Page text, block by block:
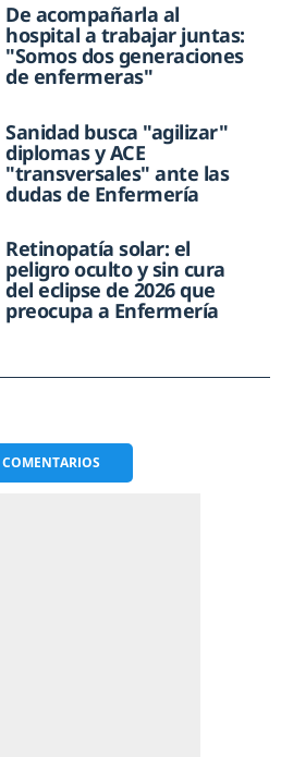
De acompañarla al
hospital a trabajar juntas:
"Somos dos generaciones
de enfermeras"
Sanidad busca "agilizar"
diplomas y ACE
"transversales" ante las
dudas de Enfermería
Retinopatía solar: el
peligro oculto y sin cura
del eclipse de 2026 que
preocupa a Enfermería
COMENTARIOS